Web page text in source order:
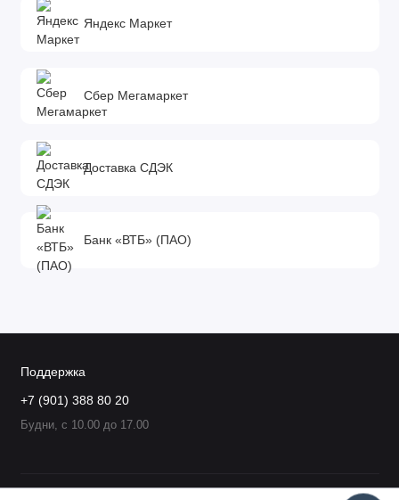
Яндекс Маркет
Сбер Мегамаркет
Доставка СДЭК
Банк «ВТБ» (ПАО)
Поддержка
+7 (901) 388 80 20
Будни, с 10.00 до 17.00